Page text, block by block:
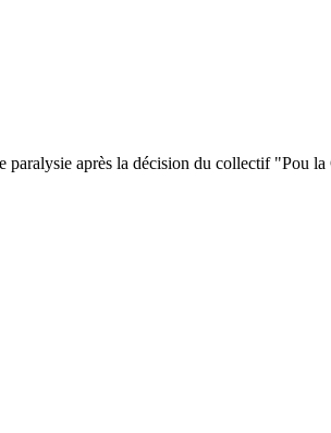
paralysie après la décision du collectif "Pou